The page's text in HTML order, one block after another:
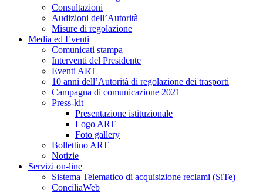
Consultazioni
Audizioni dell’Autorità
Misure di regolazione
Media ed Eventi
Comunicati stampa
Interventi del Presidente
Eventi ART
10 anni dell’Autorità di regolazione dei trasporti
Campagna di comunicazione 2021
Press-kit
Presentazione istituzionale
Logo ART
Foto gallery
Bollettino ART
Notizie
Servizi on-line
Sistema Telematico di acquisizione reclami (SiTe)
ConciliaWeb